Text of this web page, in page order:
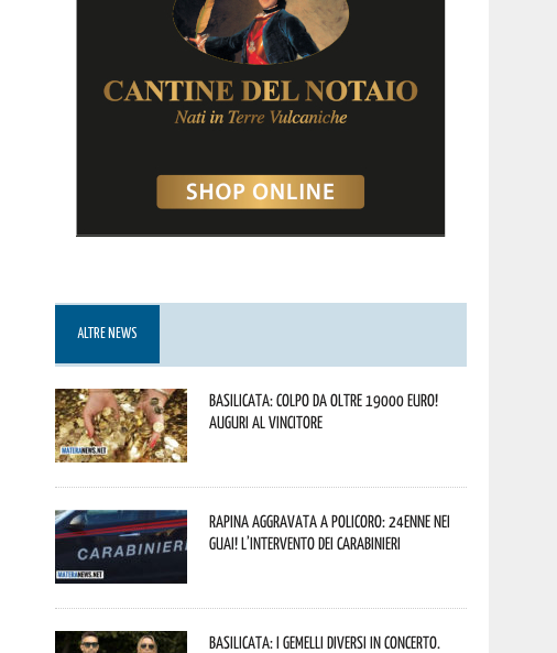
ALTRE NEWS
Basilicata: colpo da oltre 19000 Euro!
Auguri al vincitore
Rapina aggravata a Policoro: 24enne nei
guai! L’intervento dei Carabinieri
Basilicata: i Gemelli DiVersi in concerto.